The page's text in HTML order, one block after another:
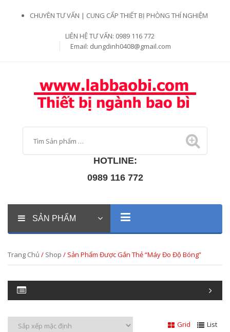
CHUYÊN TƯ VẤN | CUNG CẤP THIẾT BỊ PHÒNG THÍ NGHIỆM
LIÊN HỆ TƯ VẤN: 0989 116 772
Email: dungdinh0408@gmail.com
HOTLINE:
0989 116 772
SẢN PHẨM
Trang Chủ / Shop / Sản Phẩm Được Gắn Thẻ “máy Đo Độ Bóng”
Grid List